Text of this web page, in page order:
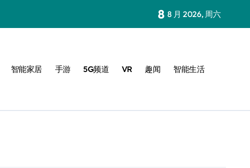
8 8 月 2026, 周六
智能家居 手游 5G频道 VR 趣闻 智能生活